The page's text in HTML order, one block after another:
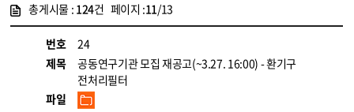
총게시물 : 124건 페이지 :11/13
번호
24
제목
공동연구기관 모집 재공고(~3.27. 16:00) - 환기구
전처리필터
파일